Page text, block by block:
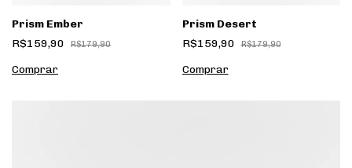
Prism Ember
R$159,90
R$179,90
Prism Desert
R$159,90
R$179,90